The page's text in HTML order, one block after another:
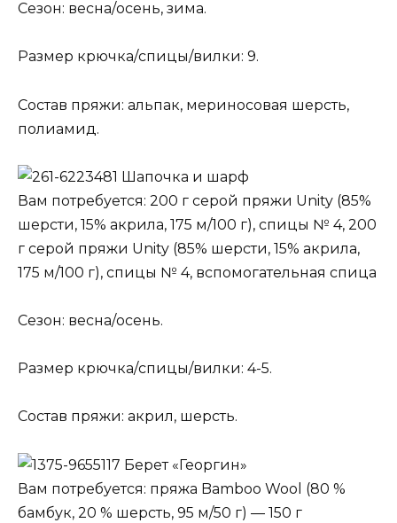
Сезон: весна/осень, зима.
Размер крючка/спицы/вилки: 9.
Состав пряжи: альпак, мериносовая шерсть,
полиамид.
Шапочка и шарф
Вам потребуется: 200 г серой пряжи Unity (85%
шерсти, 15% акрила, 175 м/100 г), спицы № 4, 200
г серой пряжи Unity (85% шерсти, 15% акрила,
175 м/100 г), спицы № 4, вспомогательная спица
Сезон: весна/осень.
Размер крючка/спицы/вилки: 4-5.
Состав пряжи: акрил, шерсть.
Берет «Георгин»
Вам потребуется: пряжа Bamboo Wool (80 %
бамбук, 20 % шерсть, 95 м/50 г) — 150 г